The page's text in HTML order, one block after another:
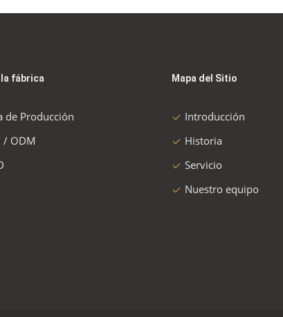
fábrica
de Producción
/ ODM
Mapa del Sitio
Introducción
Historia
Servicio
Nuestro equipo